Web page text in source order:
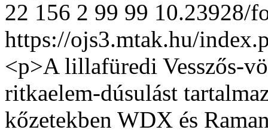
22 156 2 99 99 10.23928/
https://ojs3.mtak.hu/
<p>A lillafüredi Vesszős-
ritkaelem-dúsulást
kőzetekben WDX és